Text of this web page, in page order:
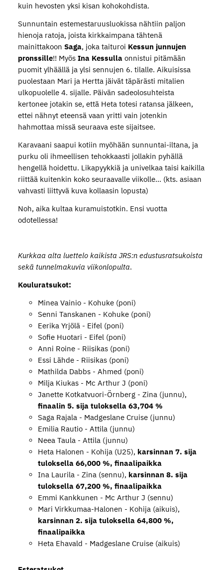
kuin hevosten yksi kisan kohokohdista.
Sunnuntain estemestaruusluokissa nähtiin paljon
hienoja ratoja, joista kirkkaimpana tähtenä
mainittakoon Saga, joka taituroi Kessun junnujen
pronssille!! Myös Ina Kessulla onnistui pitämään
puomit ylhäällä ja ylsi sennujen 6. tilalle. Aikuisissa
puolestaan Mari ja Hertta jäivät täpärästi mitalien
ulkopuolelle 4. sijalle. Päivän sadeolosuhteista
kertonee jotakin se, että Heta totesi ratansa jälkeen,
ettei nähnyt eteensä vaan yritti vain jotenkin
hahmottaa missä seuraava este sijaitsee.
Karavaani saapui kotiin myöhään sunnuntai-iltana, ja
purku oli ihmeellisen tehokkaasti jollakin pyhällä
hengellä hoidettu. Likapyykkiä ja univelkaa taisi kaikilla
riittää kuitenkin koko seuraavalle viikolle... (kts. asiaan
vahvasti liittyvä kuva kollaasin lopusta)
Noh, aika kultaa kuramuistotkin. Ensi vuotta
odotellessa!
Kurkkaa alta luettelo kaikista JRS:n edustusratsukoista
sekä tunnelmakuvia viikonlopulta.
Kouluratsukot:
Minea Vainio - Kohuke (poni)
Senni Tanskanen - Kohuke (poni)
Eerika Yrjölä - Eifel (poni)
Sofie Huotari - Eifel (poni)
Anni Roine - Riisikas (poni)
Essi Lähde - Riisikas (poni)
Mathilda Dabbs - Ahmed (poni)
Milja Kiukas - Mc Arthur J (poni)
Janette Kotkatvuori-Örnberg - Zina (junnu),
finaalin 5. sija tuloksella 63,704 %
Saga Rajala - Madgeslane Cruise (junnu)
Emilia Rautio - Attila (junnu)
Neea Taula - Attila (junnu)
Heta Halonen - Kohija (U25), karsinnan 7. sija
tuloksella 66,000 %, finaalipaikka
Ina Laurila - Zina (sennu), karsinnan 8. sija
tuloksella 67,200 %, finaalipaikka
Emmi Kankkunen - Mc Arthur J (sennu)
Mari Virkkumaa-Halonen - Kohija (aikuis),
karsinnan 2. sija tuloksella 64,800 %,
finaalipaikka
Heta Ehavald - Madgeslane Cruise (aikuis)